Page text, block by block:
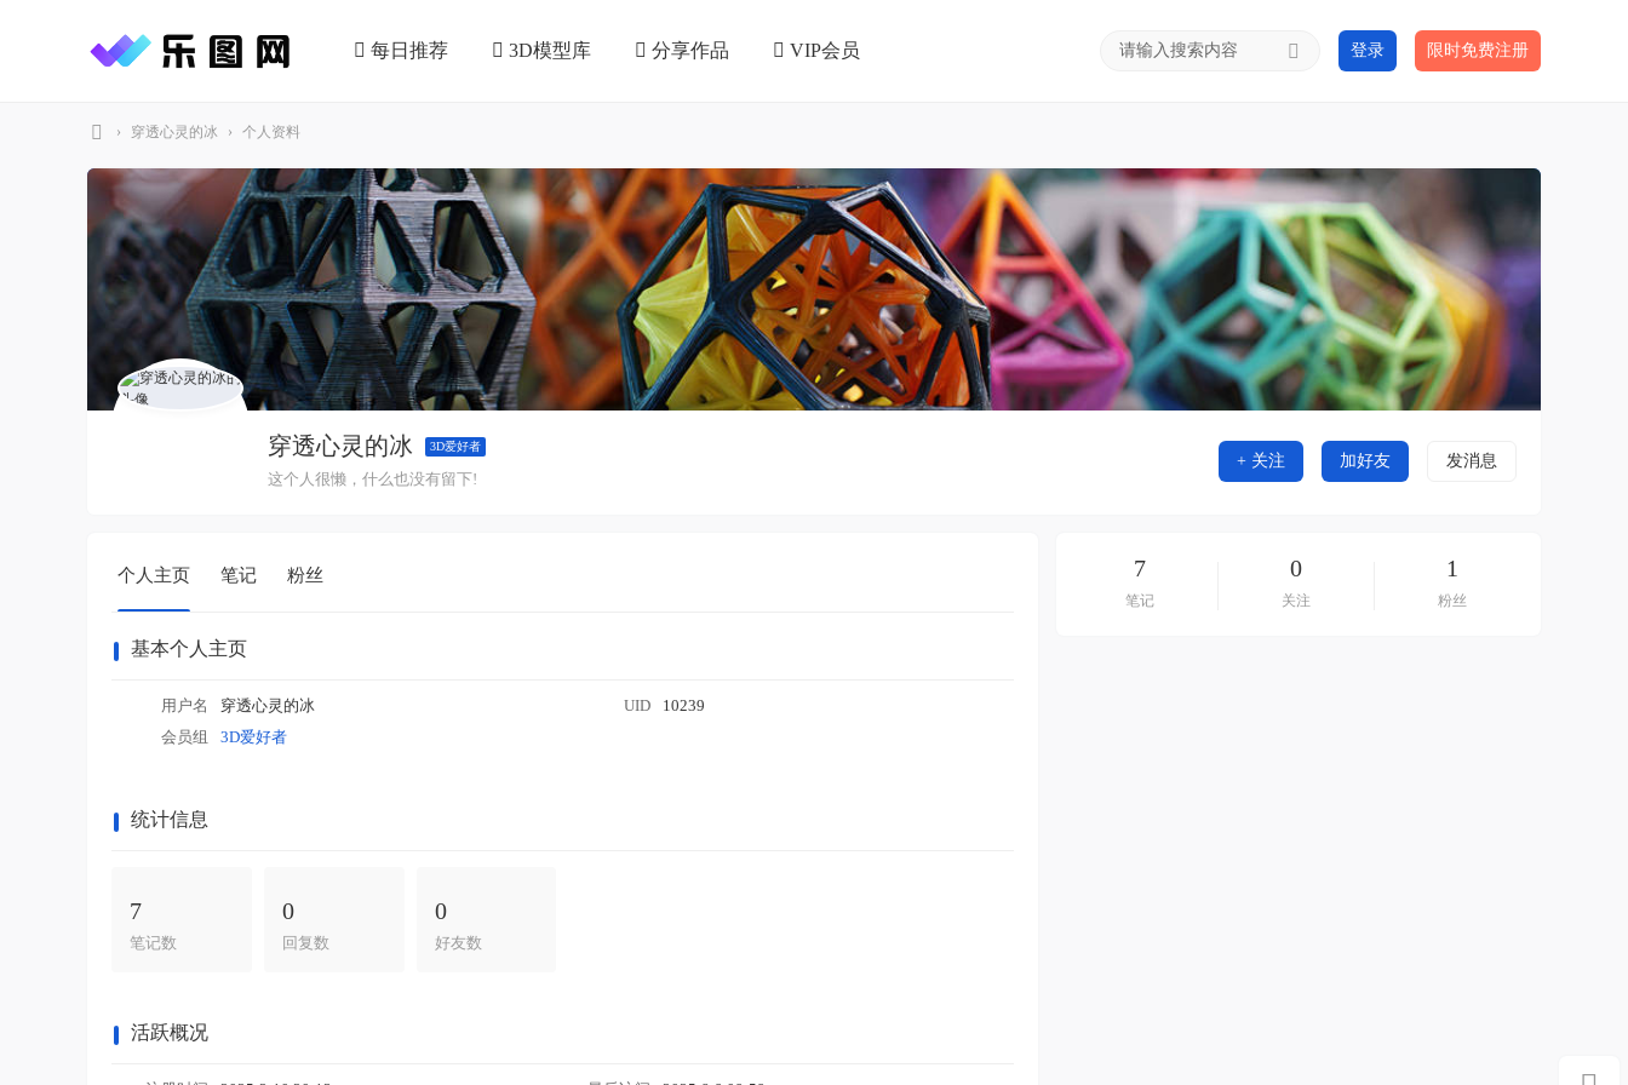
每日推荐 3D模型库 分享作品 VIP会员 登录 限时免费注册
乐
网
› 穿透心灵的冰 › 个人资料
+ 关注 加好友 发消息
穿透心灵的冰 3D爱好者
这个人很懒，什么也没有留下!
个人主页 笔记 粉丝
基本个人主页
用户名 穿透心灵的冰 UID
10239
会员组
3D爱好者
统计信息
7
笔记数
0
回复数
0
好友数
活跃概况
7
笔记
0
关注
1
粉丝